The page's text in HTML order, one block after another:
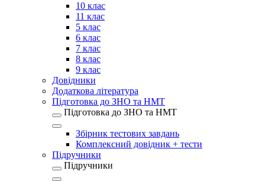
10 клас
11 клас
5 клас
6 клас
7 клас
8 клас
9 клас
Довідники
Додаткова література
Підготовка до ЗНО та НМТ
Підготовка до ЗНО та НМТ
Збірник тестових завдань
Комплексний довідник + тести
Підручники
Підручники